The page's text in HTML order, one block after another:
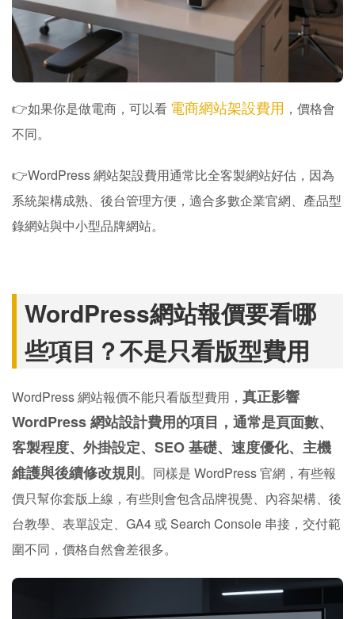
👉如果你是做電商，可以看 電商網站架設費用 ，價格會
不同。
👉WordPress 網站架設費用通常比全客製網站好估，因為
系統架構成熟、後台管理方便，適合多數企業官網、產品型
錄網站與中小型品牌網站。
WordPress網站報價要看哪
些項目？不是只看版型費用
WordPress 網站報價不能只看版型費用， 真正影響
WordPress 網站設計費用的項目，通常是頁面數、
客製程度、外掛設定、SEO 基礎、速度優化、主機
維護與後續修改規則。同樣是 WordPress 官網，有些報
價只幫你套版上線，有些則會包含品牌視覺、內容架構、後
台教學、表單設定、GA4 或 Search Console 串接，交付範
圍不同，價格自然會差很多。